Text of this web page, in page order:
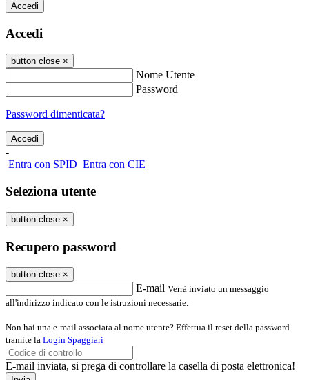
Accedi
Accedi
button close ×
Nome Utente
Password
Password dimenticata?
-
Entra con SPID Entra con CIE
Seleziona utente
button close ×
Recupero password
button close ×
E-mail Verrà inviato un messaggio
all'indirizzo indicato con le istruzioni necessarie.
Non hai una e-mail associata al nome utente? Effettua il reset della password
tramite la Login Spaggiari
E-mail inviata, si prega di controllare la casella di posta elettronica!